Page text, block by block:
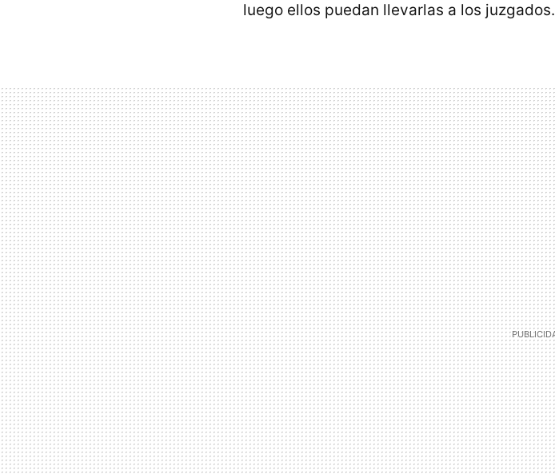
luego ellos puedan llevarlas a los juzgados.